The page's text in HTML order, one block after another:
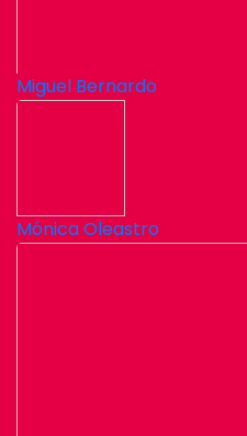
Miguel Bernardo
Mónica Oleastro